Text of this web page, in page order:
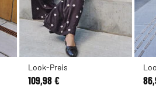
Look-Preis
109,98 €